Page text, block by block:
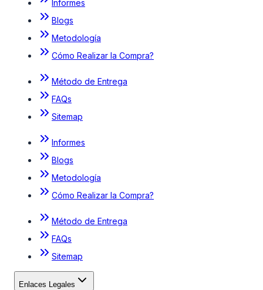
Informes
Blogs
Metodología
Cómo Realizar la Compra?
Método de Entrega
FAQs
Sitemap
Informes
Blogs
Metodología
Cómo Realizar la Compra?
Método de Entrega
FAQs
Sitemap
Enlaces Legales